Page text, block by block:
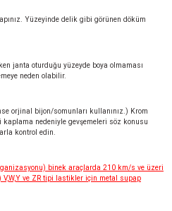
Yüzeyinde delik gibi görünen döküm
janta oturduğu yüzeyde boya olmaması
neden olabilir.
orjinal bijon/somunları kullanınız.) Krom
nedeniyle gevşemeleri söz konusu
kontrol edin.
binek araçlarda 210 km/s ve üzeri
ve ZR tipi lastikler için metal supap